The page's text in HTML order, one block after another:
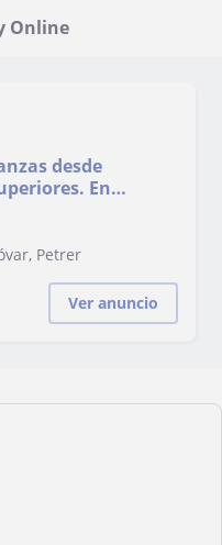
Online
desde
En
para
Petrer
Ver anuncio